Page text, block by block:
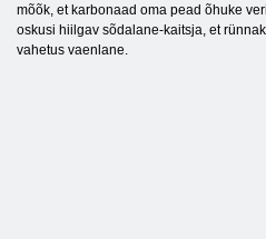
mõõk, et karbonaad oma pead õhuke
oskusi hiilgav sõdalane-kaitsja, et
vahetus vaenlane.